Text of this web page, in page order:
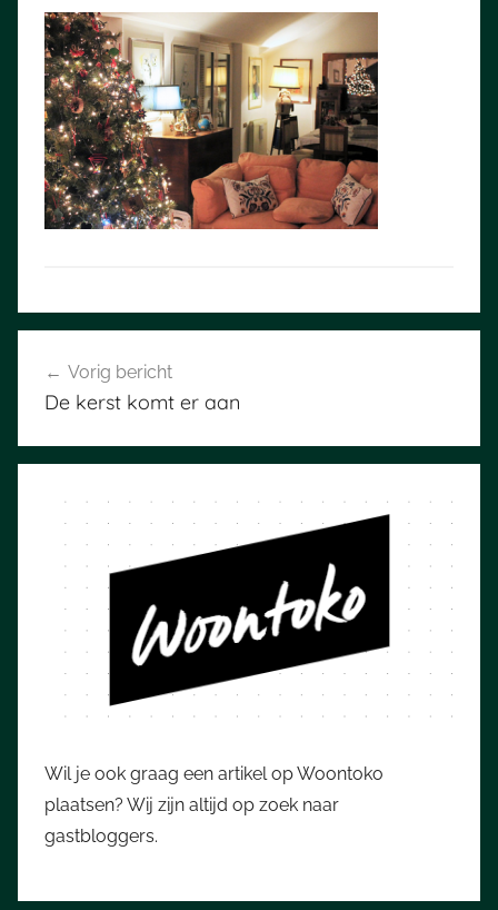
navigatie
Vorig bericht
De kerst komt er aan
Wil je ook graag een artikel op Woontoko
plaatsen? Wij zijn altijd op zoek naar
gastbloggers.